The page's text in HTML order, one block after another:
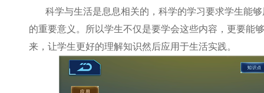
科学与生活是息息相关的，科学的学习要求学生能
的重要意义。所以学生不仅是要学会这些内容，更要能
来，让学生更好的理解知识然后应用于生活实践。